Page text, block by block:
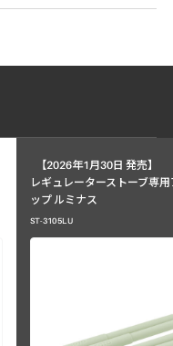
【2026年1月30日 発売】
レギュレーターストーブ専
ップ ルミナス
ST-3105LU